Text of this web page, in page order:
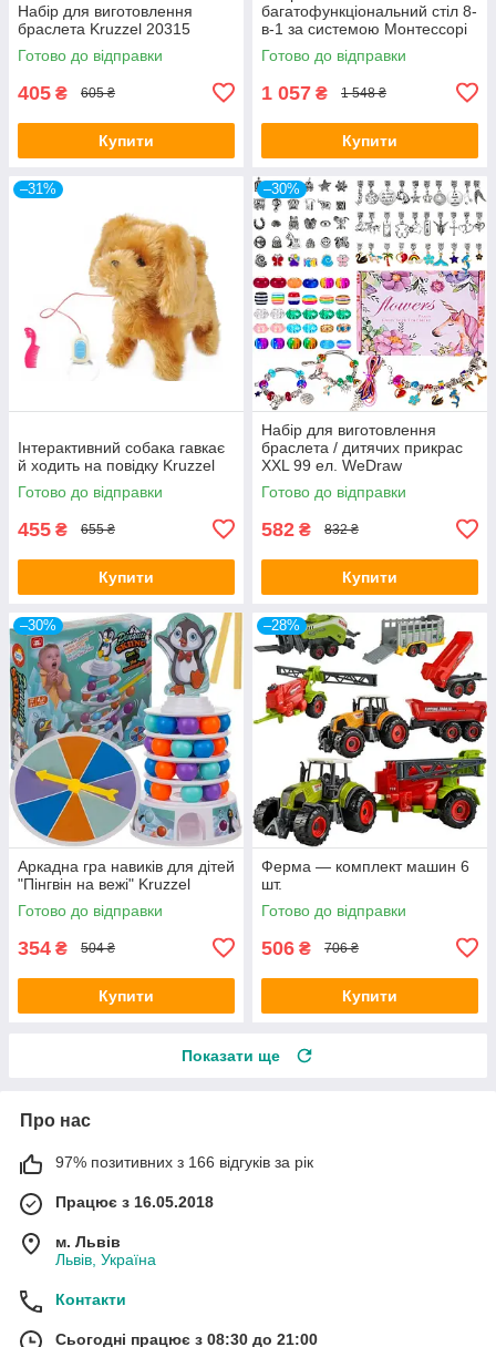
Набір для виготовлення
браслета Kruzzel 20315
Готово до відправки
405 ₴ 605 ₴
Купити
багатофункціональний стіл 8-
в-1 за системою Монтессорі
MalPlay
Готово до відправки
1 057 ₴ 1 548 ₴
Купити
–31%
Інтерактивний собака гавкає
й ходить на повідку Kruzzel
Готово до відправки
455 ₴ 655 ₴
Купити
–30%
Набір для виготовлення
браслета / дитячих прикрас
XXL 99 ел. WeDraw
Готово до відправки
582 ₴ 832 ₴
Купити
–30%
Аркадна гра навиків для дітей
"Пінгвін на вежі" Kruzzel
Готово до відправки
354 ₴ 504 ₴
Купити
–28%
Ферма — комплект машин 6
шт.
Готово до відправки
506 ₴ 706 ₴
Купити
Показати ще
Про нас
97% позитивних з 166 відгуків за рік
Працює з 16.05.2018
м. Львів
Львів, Україна
Контакти
Сьогодні працює з 08:30 до 21:00